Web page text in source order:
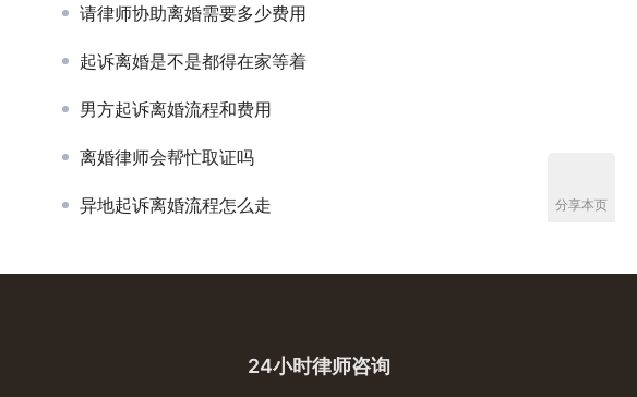
请律师协助离婚需要多少费用
起诉离婚是不是都得在家等着
男方起诉离婚流程和费用
离婚律师会帮忙取证吗
异地起诉离婚流程怎么走
24小时律师咨询
分享本页